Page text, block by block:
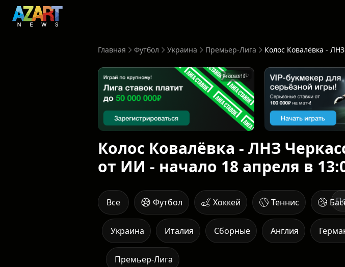
Главная Футбол Украина Премьер-Лига
Реклама 18+
Колос Ковалёвка - ЛНЗ
от ИИ - начало 18 апреля в
Все Футбол Хоккей Теннис
Италия Сборные Англия
Украина
Премьер-Лига